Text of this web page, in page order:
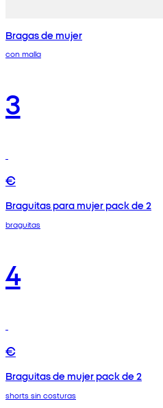
Bragas de mujer
con malla
3
€
Braguitas para mujer pack de 2
braguitas
4
€
Braguitas de mujer pack de 2
shorts sin costuras